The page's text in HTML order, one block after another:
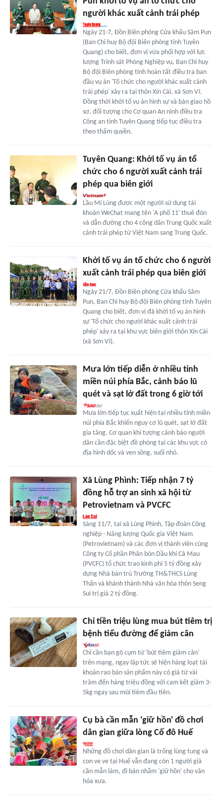
người khác xuất cảnh trái phép
Ngày 21-7, Đồn Biên phòng Cửa khẩu Săm Pun
(Ban Chỉ huy Bộ đội Biên phòng tỉnh Tuyên
Quang) cho biết, đơn vị vừa phối hợp với lực
lượng Trinh sát Phòng Nghiệp vụ, Ban Chỉ huy
Bộ đội Biên phòng tỉnh hoàn tất điều tra ban
đầu vụ án 'Tổ chức cho người khác xuất cảnh
trái phép' xảy ra tại thôn Xín Cái, xã Sơn Vĩ.
Đồng thời khởi tố vụ án hình sự và bàn giao hồ
sơ, đối tượng cho Cơ quan An ninh điều tra
Công an tỉnh Tuyên Quang tiếp tục điều tra
theo thẩm quyền.
Tuyên Quang: Khởi tố vụ án tổ
chức cho 6 người xuất cảnh trái
phép qua biên giới
Lầu Mí Lùng được một người sử dụng tài
khoản WeChat mang tên 'A phố 11' thuê đón
và dẫn đường cho 4 công dân Trung Quốc xuất
cảnh trái phép từ Việt Nam sang Trung Quốc.
Khởi tố vụ án tổ chức cho 6 người
xuất cảnh trái phép qua biên giới
Ngày 21/7, Đồn Biên phòng Cửa khẩu Săm
Pun, Ban Chỉ huy Bộ đội Biên phòng tỉnh Tuyên
Quang cho biết, đơn vị đã khởi tố vụ án hình
sự 'Tổ chức cho người khác xuất cảnh trái
phép' xảy ra tại khu vực biên giới thôn Xín Cái
(xã Sơn Vĩ).
Mưa lớn tiếp diễn ở nhiều tỉnh
miền núi phía Bắc, cảnh báo lũ
quét và sạt lở đất trong 6 giờ tới
Mưa lớn tiếp tục xuất hiện tại nhiều tỉnh miền
núi phía Bắc khiến nguy cơ lũ quét, sạt lở đất
gia tăng. Cơ quan khí tượng cảnh báo người
dân cần đặc biệt đề phòng tại các khu vực có
địa hình dốc và ven sông, suối nhỏ.
Xã Lùng Phình: Tiếp nhận 7 tỷ
đồng hỗ trợ an sinh xã hội từ
Petrovietnam và PVCFC
Sáng 11/7, tại xã Lùng Phình, Tập đoàn Công
nghiệp - Năng lượng Quốc gia Việt Nam
(Petrovietnam) và các đơn vị thành viên cùng
Công ty Cổ phần Phân bón Dầu khí Cà Mau
(PVCFC) tổ chức trao kinh phí 5 tỷ đồng xây
dựng Nhà bán trú Trường TH&THCS Lùng
Thẩn và khánh thành Nhà văn hóa thôn Seng
Sui trị giá 2 tỷ đồng.
Chi tiền triệu lùng mua bút tiêm trị
bệnh tiểu đường để giảm cân
Chỉ cần bạn gõ cụm từ 'bút tiêm giảm cân'
trên mạng, ngay lập tức sẽ hiện hàng loạt tài
khoản rao bán sản phẩm này có giá từ vài
trăm đến hàng triệu đồng với cam kết giảm 3-
5kg ngay sau mũi tiêm đầu tiên.
Cụ bà cần mẫn 'giữ hồn' đồ chơi
dân gian giữa lòng Cố đô Huế
Những đồ chơi dân gian là trống lùng tung và
con ve ve tại Huế vẫn đang còn 1 người già
cần mẫn làm, đi bán nhằm 'giữ hồn' cho văn
hóa xưa.